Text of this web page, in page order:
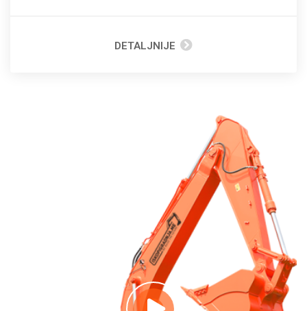
DETALJNIJE